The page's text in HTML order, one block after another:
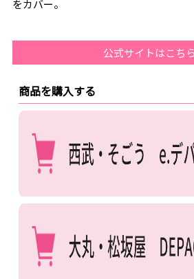
をカバー。
公式サイトはこちら
商品を購入する